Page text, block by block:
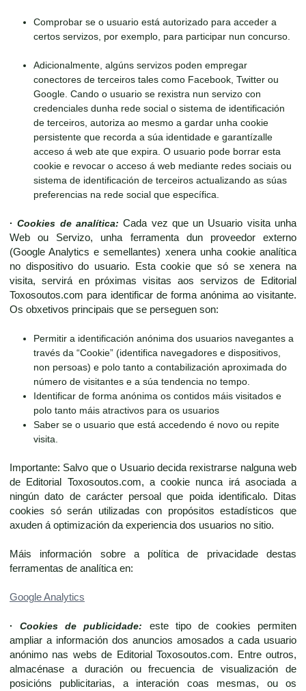
Comprobar se o usuario está autorizado para acceder a
certos servizos, por exemplo, para participar nun concurso.
Adicionalmente, algúns servizos poden empregar
conectores de terceiros tales como Facebook, Twitter ou
Google. Cando o usuario se rexistra nun servizo con
credenciales dunha rede social o sistema de identificación
de terceiros, autoriza ao mesmo a gardar unha cookie
persistente que recorda a súa identidade e garantízalle
acceso á web ate que expira. O usuario pode borrar esta
cookie e revocar o acceso á web mediante redes sociais ou
sistema de identificación de terceiros actualizando as súas
preferencias na rede social que específica.
·Cookies de analítica: Cada vez que un Usuario visita unha
Web ou Servizo, unha ferramenta dun proveedor externo
(Google Analytics e semellantes) xenera unha cookie analítica
no dispositivo do usuario. Esta cookie que só se xenera na
visita, servirá en próximas visitas aos servizos de Editorial
Toxosoutos.com para identificar de forma anónima ao visitante.
Os obxetivos principais que se perseguen son:
Permitir a identificación anónima dos usuarios navegantes a
través da “Cookie” (identifica navegadores e dispositivos,
non persoas) e polo tanto a contabilización aproximada do
número de visitantes e a súa tendencia no tempo.
Identificar de forma anónima os contidos máis visitados e
polo tanto máis atractivos para os usuarios
Saber se o usuario que está accedendo é novo ou repite
visita.
Importante: Salvo que o Usuario decida rexistrarse nalguna web
de Editorial Toxosoutos.com, a cookie nunca irá asociada a
ningún dato de carácter persoal que poida identificalo. Ditas
cookies só serán utilizadas con propósitos estadísticos que
axuden á optimización da experiencia dos usuarios no sitio.
Máis información sobre a política de privacidade destas
ferramentas de analítica en:
Google Analytics
·Cookies de publicidade: este tipo de cookies permiten
ampliar a información dos anuncios amosados a cada usuario
anónimo nas webs de Editorial Toxosoutos.com. Entre outros,
almacénase a duración ou frecuencia de visualización de
posicións publicitarias, a interación coas mesmas, ou os